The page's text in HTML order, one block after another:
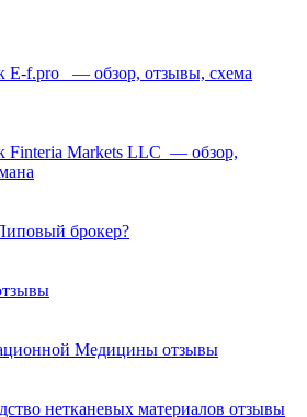
E-f.pro — обзор, отзывы, схема
Finteria Markets LLC — обзор,
брокер?
Медицины отзывы
нетканевых материалов отзывы